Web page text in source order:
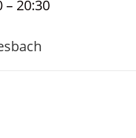
– 20:30